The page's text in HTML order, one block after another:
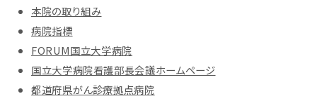
本院の取り組み
病院指標
FORUM国立大学病院
国立大学病院看護部長会議ホームページ
都道府県がん診療拠点病院